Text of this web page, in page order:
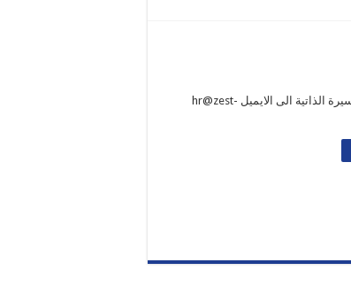
الرجاء ارسال السيرة الذاتية الى الايميل hr@zest-